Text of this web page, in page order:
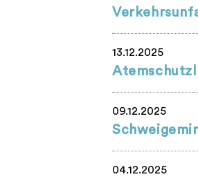
13.12.2025
09.12.2025
04.12.2025